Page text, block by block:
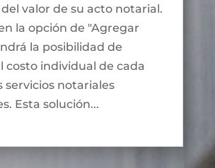
valor de su acto notarial.
la opción de "Agregar
la posibilidad de
costo individual de cada
servicios notariales
Esta solución...